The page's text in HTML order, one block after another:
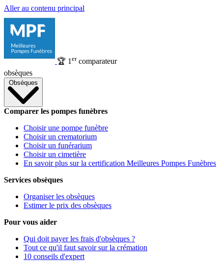
Aller au contenu principal
🏆 1 ercomparateur
obsèques
Obsèques
Comparer les pompes funèbres
Choisir une pompe funèbre
Choisir un crematorium
Choisir un funérarium
Choisir un cimetière
En savoir plus sur la certification Meilleures Pompes Funèbres
Services obsèques
Organiser les obsèques
Estimer le prix des obsèques
Pour vous aider
Qui doit payer les frais d'obsèques ?
Tout ce qu'il faut savoir sur la crémation
10 conseils d'expert